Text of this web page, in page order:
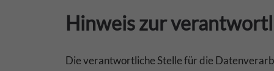
Hinweis zur
Die verantwortliche Stelle für die